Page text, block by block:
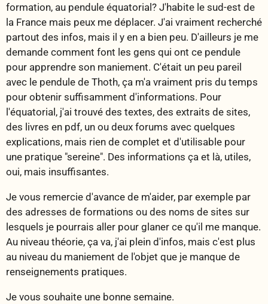
formation, au pendule équatorial? J'habite le sud-est de
la France mais peux me déplacer. J'ai vraiment recherché
partout des infos, mais il y en a bien peu. D'ailleurs je me
demande comment font les gens qui ont ce pendule
pour apprendre son maniement. C'était un peu pareil
avec le pendule de Thoth, ça m'a vraiment pris du temps
pour obtenir suffisamment d'informations. Pour
l'équatorial, j'ai trouvé des textes, des extraits de sites,
des livres en pdf, un ou deux forums avec quelques
explications, mais rien de complet et d'utilisable pour
une pratique "sereine". Des informations ça et là, utiles,
oui, mais insuffisantes.
Je vous remercie d'avance de m'aider, par exemple par
des adresses de formations ou des noms de sites sur
lesquels je pourrais aller pour glaner ce qu'il me manque.
Au niveau théorie, ça va, j'ai plein d'infos, mais c'est plus
au niveau du maniement de l'objet que je manque de
renseignements pratiques.
Je vous souhaite une bonne semaine.